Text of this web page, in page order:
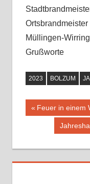
Müllingen-
Grußworte
2023 BOLZUM
Vorheriger
Beitrag:
Feuer in einem
Nächster